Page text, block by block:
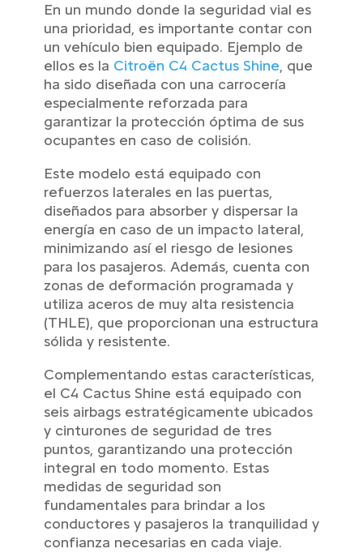
En un mundo donde la seguridad vial es
una prioridad, es importante contar con
un vehículo bien equipado. Ejemplo de
ellos es la Citroën C4 Cactus Shine, que
ha sido diseñada con una carrocería
especialmente reforzada para
garantizar la protección óptima de sus
ocupantes en caso de colisión.
Este modelo está equipado con
refuerzos laterales en las puertas,
diseñados para absorber y dispersar la
energía en caso de un impacto lateral,
minimizando así el riesgo de lesiones
para los pasajeros. Además, cuenta con
zonas de deformación programada y
utiliza aceros de muy alta resistencia
(THLE), que proporcionan una estructura
sólida y resistente.
Complementando estas características,
el C4 Cactus Shine está equipado con
seis airbags estratégicamente ubicados
y cinturones de seguridad de tres
puntos, garantizando una protección
integral en todo momento. Estas
medidas de seguridad son
fundamentales para brindar a los
conductores y pasajeros la tranquilidad y
confianza necesarias en cada viaje.